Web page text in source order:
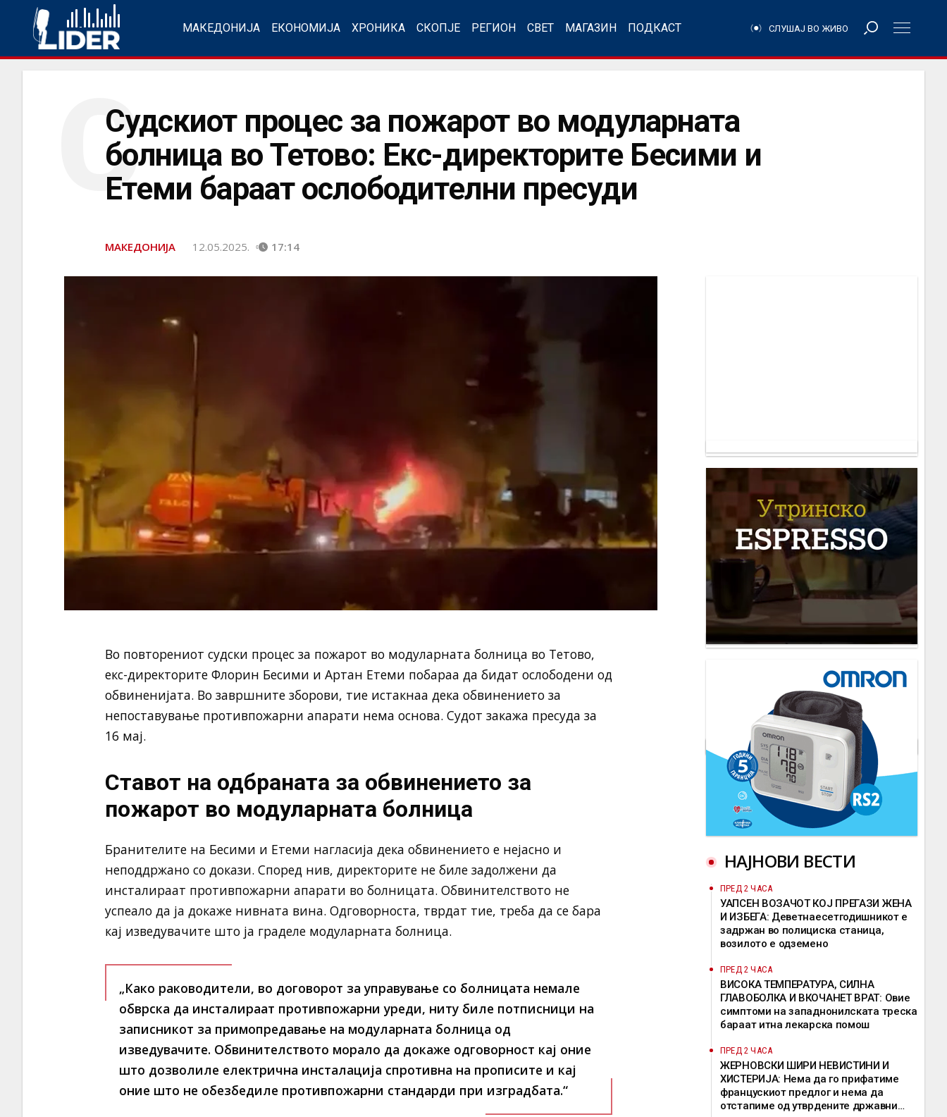
МАКЕДОНИЈА ЕКОНОМИЈА ХРОНИКА СКОПЈЕ РЕГИОН СВЕТ МАГАЗИН ПОДКАСТ СЛУШАЈ ВО ЖИВО
Судскиот процес за пожарот во модуларната
болница во Тетово: Екс-директорите Бесими и
Етеми бараат ослободителни пресуди
С
МАКЕДОНИЈА 12.05.2025. 17:14
Во повторениот судски процес за пожарот во модуларната болница во Тетово,
екс-директорите Флорин Бесими и Артан Етеми побараа да бидат ослободени од
обвиненијата. Во завршните зборови, тие истакнаа дека обвинението за
непоставување противпожарни апарати нема основа. Судот закажа пресуда за
16 мај.
Ставот на одбраната за обвинението за
пожарот во модуларната болница
Бранителите на Бесими и Етеми нагласија дека обвинението е нејасно и
неподдржано со докази. Според нив, директорите не биле задолжени да
инсталираат противпожарни апарати во болницата. Обвинителството не
успеало да ја докаже нивната вина. Одговорноста, тврдат тие, треба да се бара
кај изведувачите што ја граделе модуларната болница.
„Како раководители, во договорот за управување со болницата немале
обврска да инсталираат противпожарни уреди, ниту биле потписници на
записникот за примопредавање на модуларната болница од
изведувачите. Обвинителството морало да докаже одговорност кај оние
што дозволиле електрична инсталација спротивна на прописите и кај
оние што не обезбедиле противпожарни стандарди при изградбата.“
НАЈНОВИ ВЕСТИ
ПРЕД 2 ЧАСА
УАПСЕН ВОЗАЧОТ КОЈ ПРЕГАЗИ ЖЕНА
И ИЗБЕГА: Деветнаесетгодишникот е
задржан во полициска станица,
возилото е одземено
ПРЕД 2 ЧАСА
ВИСОКА ТЕМПЕРАТУРА, СИЛНА
ГЛАВОБОЛКА И ВКОЧАНЕТ ВРАТ: Овие
симптоми на западнонилската треска
бараат итна лекарска помош
ПРЕД 2 ЧАСА
ЖЕРНОВСКИ ШИРИ НЕВИСТИНИ И
ХИСТЕРИЈА: Нема да го прифатиме
францускиот предлог и нема да
отстапиме од утврдените државни